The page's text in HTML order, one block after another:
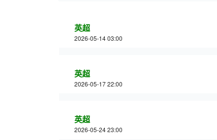
英超
2026-05-14 03:00
英超
2026-05-17 22:00
英超
2026-05-24 23:00